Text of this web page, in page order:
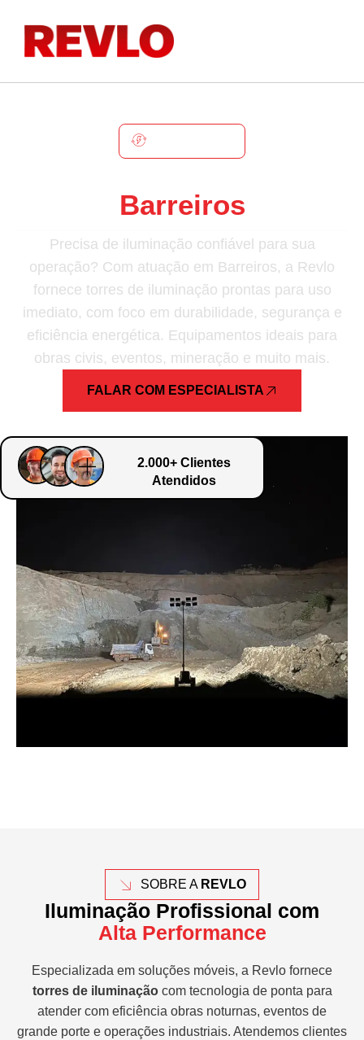
Barreiros
Precisa de iluminação confiável para sua
operação? Com atuação em Barreiros, a Revlo
fornece torres de iluminação prontas para uso
imediato, com foco em durabilidade, segurança e
eficiência energética. Equipamentos ideais para
obras civis, eventos, mineração e muito mais.
FALAR COM ESPECIALISTA
2.000+ Clientes
Atendidos
SOBRE A REVLO
Iluminação Profissional com
Alta Performance
Especializada em soluções móveis, a Revlo fornece
torres de iluminaçãocom tecnologia de ponta para
atender com eficiência obras noturnas, eventos de
grande porte e operações industriais. Atendemos clientes